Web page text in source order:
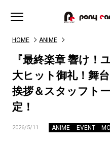
HOME ANIME
『最終楽章 響け！
大ヒット御礼！舞
挨拶＆スタッフト
定！
2026/5/11 ANIME EVENT